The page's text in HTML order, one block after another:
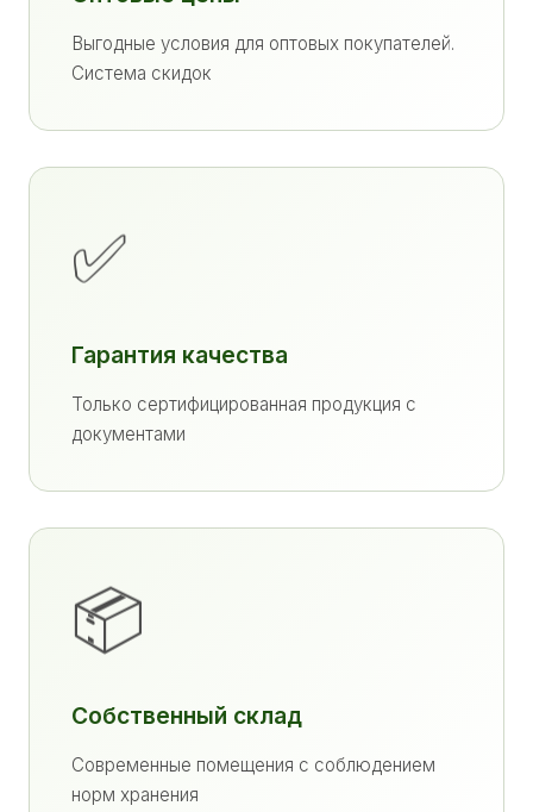
Выгодные условия для оптовых покупателей.
Система скидок
✅
Гарантия качества
Только сертифицированная продукция с
документами
📦
Собственный склад
Современные помещения с соблюдением
норм хранения